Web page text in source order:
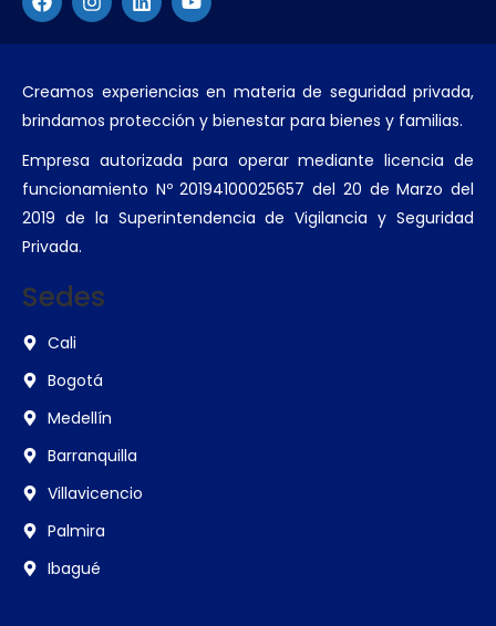
Creamos experiencias en materia de seguridad privada,
brindamos protección y bienestar para bienes y familias.
Empresa autorizada para operar mediante licencia de
funcionamiento Nº 20194100025657 del 20 de Marzo del
2019 de la Superintendencia de Vigilancia y Seguridad
Privada.
Sedes
Cali
Bogotá
Medellín
Barranquilla
Villavicencio
Palmira
Ibagué